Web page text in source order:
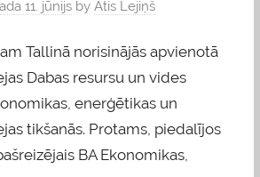
11. jūnijs by Atis Lejiņš
Tallinā norisinājās apvienotā
Dabas resursu un vides
enerģētikas un
tikšanās. Protams, piedalījos
BA Ekonomikas,